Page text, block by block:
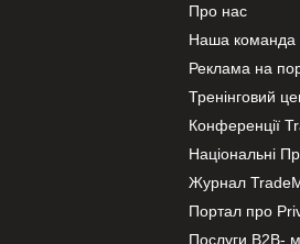
Про нас
Наша команда
Реклама на
Тренінговий
Конференції
Національні
Журнал
Портал про
Послуги В2В-